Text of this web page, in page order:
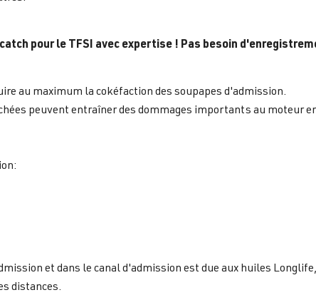
pour le TFSI avec expertise ! Pas besoin
au maximum la cokéfaction des soupapes d'admission.
peuvent entraîner des dommages importants au moteur
et dans le canal d'admission est due aux huiles
distances.